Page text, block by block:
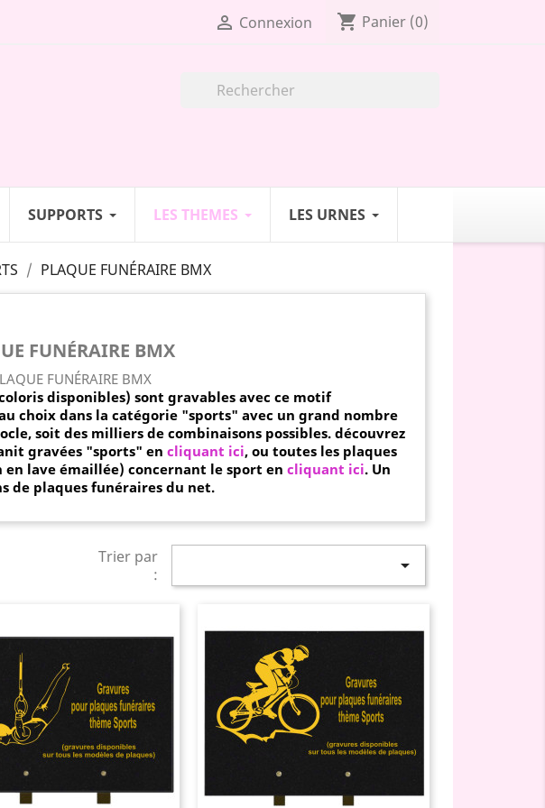
 Connexion shopping_cart Panier (0)
SUPPORTS LES THEMES LES URNES
PLAQUE FUNÉRAIRE BMX
FUNÉRAIRE BMX
disponibles) sont gravables avec ce motif
choix dans la catégorie "sports" avec un grand nombre
soit des milliers de combinaisons possibles. découvrez
gravées "sports" en cliquant ici, ou toutes les plaques
en lave émaillée) concernant le sport en cliquant ici. Un
de plaques funéraires du net.
Trier par
:
